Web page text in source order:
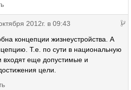
2012г. в 09:43
концепции жизнеустройства. А
Т.е. по сути в национальную
входят еще допустимые и
цели.